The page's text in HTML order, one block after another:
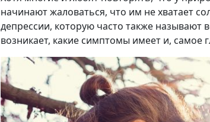
начинают жаловаться, что им не хватает
депрессии, которую часто также называют
возникает, какие симптомы имеет и, самое